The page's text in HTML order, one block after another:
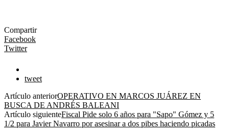
Compartir
Facebook
Twitter
tweet
Artículo anteriorOPERATIVO EN MARCOS JUÁREZ EN
BUSCA DE ANDRÉS BALEANI
Artículo siguienteFiscal Pide solo 6 años para "Sapo" Gómez y 5
1/2 para Javier Navarro por asesinar a dos pibes haciendo picadas